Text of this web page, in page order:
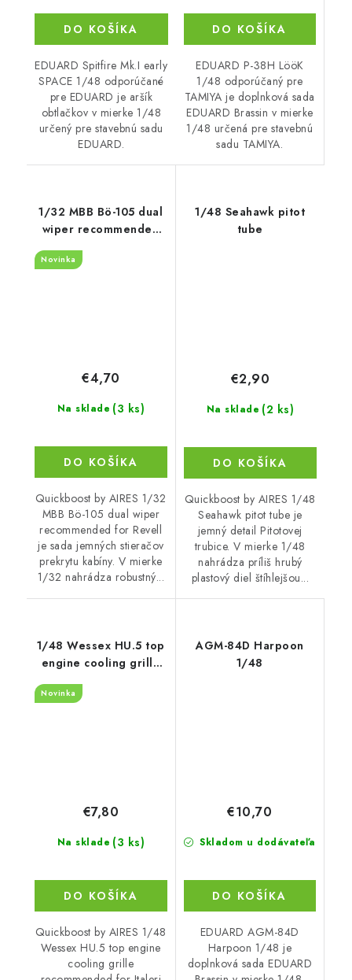
DO KOŠÍKA
EDUARD Spitfire Mk.I early
SPACE 1/48 odporúčané
pre EDUARD je aršík
obtlačkov v mierke 1/48
určený pre stavebnú sadu
EDUARD.
DO KOŠÍKA
EDUARD P-38H LööK
1/48 odporúčaný pre
TAMIYA je doplnková sada
EDUARD Brassin v mierke
1/48 určená pre stavebnú
sadu TAMIYA.
1/32 MBB Bö-105 dual
wiper recommended
for Revell
Novinka
Na sklade (3 ks)
€4,70
DO KOŠÍKA
Quickboost by AIRES 1/32
MBB Bö-105 dual wiper
recommended for Revell
je sada jemných stieračov
prekrytu kabíny. V mierke
1/32 nahrádza robustný...
1/48 Seahawk pitot
tube
Na sklade (2 ks)
€2,90
DO KOŠÍKA
Quickboost by AIRES 1/48
Seahawk pitot tube je
jemný detail Pitotovej
trubice. V mierke 1/48
nahrádza príliš hrubý
plastový diel štíhlejšou...
1/48 Wessex HU.5 top
engine cooling grille
Novinka
Na sklade (3 ks)
€7,80
DO KOŠÍKA
Quickboost by AIRES 1/48
Wessex HU.5 top engine
cooling grille
AGM-84D Harpoon
1/48
Skladom u dodávateľa
€10,70
DO KOŠÍKA
EDUARD AGM-84D
Harpoon 1/48 je
doplnková sada EDUARD